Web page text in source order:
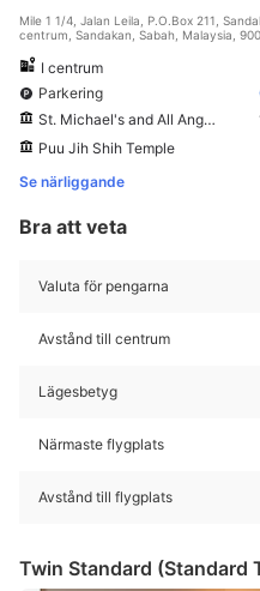
Mile 1 1/4, Jalan Leila, P.O.Box 211,
centrum, Sandakan, Sabah, Malaysia,
I centrum
Parkering
St. Michael's and All Angels Church
Puu Jih Shih Temple
Se närliggande
Bra att veta
Valuta för pengarna
Avstånd till centrum
Lägesbetyg
Närmaste flygplats
Avstånd till flygplats
Twin Standard (Standard